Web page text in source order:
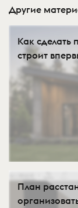
Другие
Как сделать
строит
План